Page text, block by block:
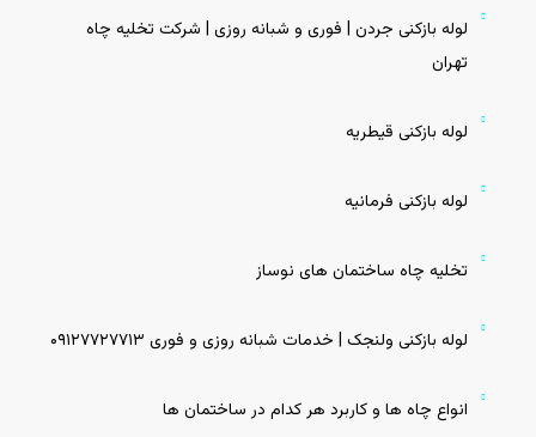
لوله بازکنی جردن | فوری و شبانه روزی | شرکت تخلیه چاه
تهران
لوله بازکنی قیطریه
لوله بازکنی فرمانیه
تخلیه چاه ساختمان‌ های نوساز
لوله بازکنی ولنجک | خدمات شبانه روزی و فوری ۰۹۱۲۷۷۲۷۷۱۳
انواع چاه‌ ها و کاربرد هر کدام در ساختمان‌ ها